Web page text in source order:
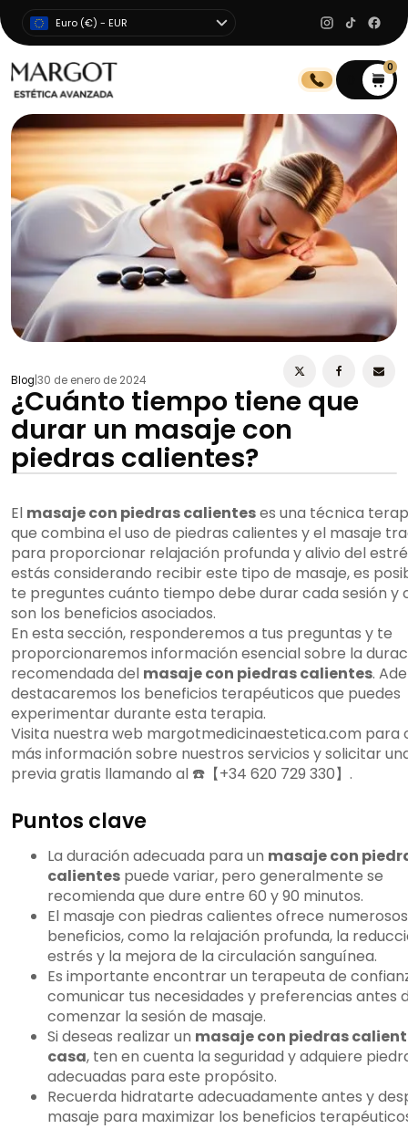
Euro (€) - EUR
0
Blog 30 de enero de 2024
¿Cuánto tiempo tiene que
durar un masaje con
piedras calientes?
El masaje con piedras calienteses una técnica
que combina el uso de piedras calientes y el masaje
para proporcionar relajación profunda y alivio del
estás considerando recibir este tipo de masaje, es
te preguntes cuánto tiempo debe durar cada sesión y
son los beneficios asociados.
En esta sección, responderemos a tus preguntas y te
proporcionaremos información esencial sobre la
recomendada del masaje con piedras calientes.
destacaremos los beneficios terapéuticos que puedes
experimentar durante esta terapia.
Visita nuestra web margotmedicinaestetica.com para
más información sobre nuestros servicios y solicitar
previa gratis llamando al ☎️【+34 620 729 330】.
Puntos clave
La duración adecuada para un masaje con
calientes puede variar, pero generalmente se
recomienda que dure entre 60 y 90 minutos.
El masaje con piedras calientes ofrece numerosos
beneficios, como la relajación profunda, la
estrés y la mejora de la circulación sanguínea.
Es importante encontrar un terapeuta de
comunicar tus necesidades y preferencias antes
comenzar la sesión de masaje.
Si deseas realizar un masaje con piedras
casa, ten en cuenta la seguridad y adquiere
adecuadas para este propósito.
Recuerda hidratarte adecuadamente antes y
masaje para maximizar los beneficios